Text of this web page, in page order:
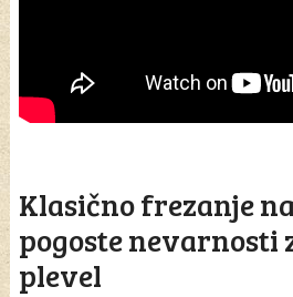
Klasično frezanje
pogoste nevarnosti
plevel